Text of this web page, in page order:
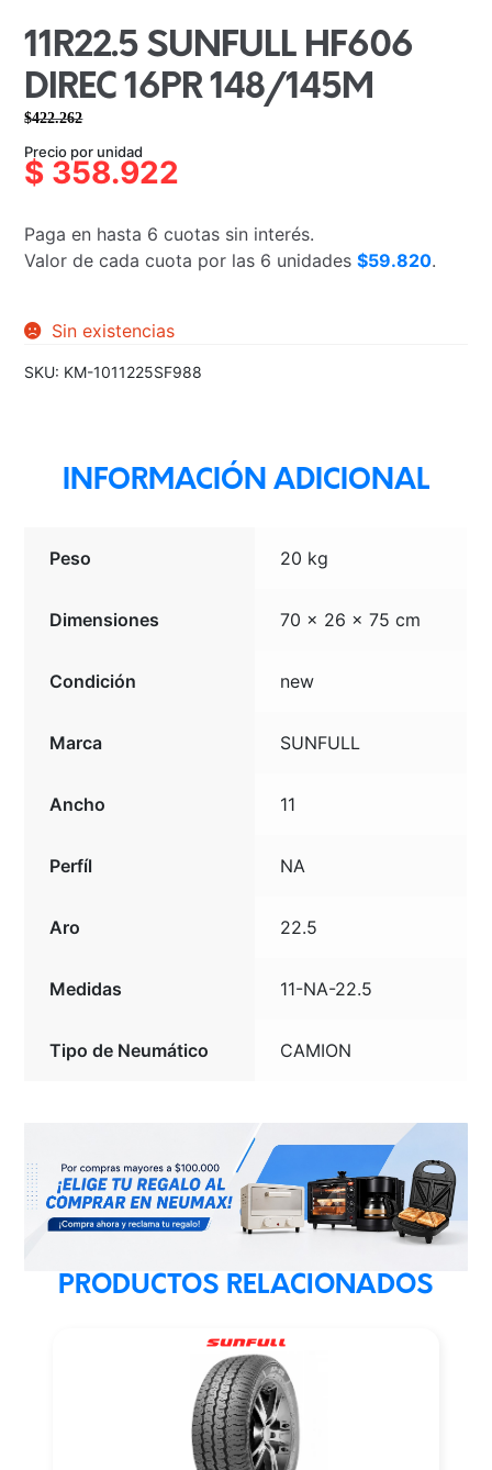
11R22.5 SUNFULL HF606
DIREC 16PR 148/145M
$422.262
precio
original
$422.262.
precio
actual
$358.922.
Precio por unidad
$ 358.922
Paga en hasta 6 cuotas sin interés.
Valor de cada cuota por las 6 unidades$59.820.
Sin existencias
SKU: KM-1011225SF988
INFORMACIÓN ADICIONAL
Peso 20 kg
Dimensiones 70 × 26 × 75 cm
Condición new
Marca SUNFULL
Ancho 11
Perfíl NA
Aro 22.5
Medidas 11-NA-22.5
Tipo de Neumático CAMION
PRODUCTOS RELACIONADOS